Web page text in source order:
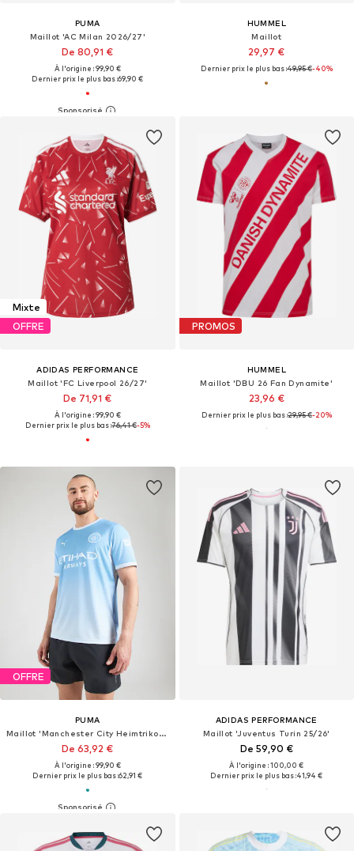
PUMA
Maillot 'AC Milan 2026/27'
De 80,91 €
À l'origine : 99,90 €
Dernier prix le plus bas :69,90 €
HUMMEL
Maillot
29,97 €
Dernier prix le plus bas :49,95 €-40%
Mixte
OFFRE
ADIDAS PERFORMANCE
Maillot 'FC Liverpool 26/27'
De 71,91 €
À l'origine : 99,90 €
Dernier prix le plus bas :76,41 €-5%
PROMOS
HUMMEL
Maillot 'DBU 26 Fan Dynamite'
23,96 €
Dernier prix le plus bas :29,95 €-20%
OFFRE
PUMA
Maillot 'Manchester City Heimtrikot 2026/27'
De 63,92 €
À l'origine : 99,90 €
Dernier prix le plus bas :62,91 €
ADIDAS PERFORMANCE
Maillot 'Juventus Turin 25/26'
De 59,90 €
À l'origine : 100,00 €
Dernier prix le plus bas :41,94 €